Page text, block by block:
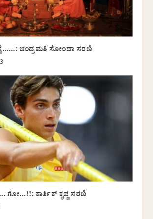
ಚಂದ್ರಮತಿ ಸೋಂದಾ ಸರಣಿ
ಕಾರ್ತಿಕ್‌ ಕೃಷ್ಣ ಸರಣಿ